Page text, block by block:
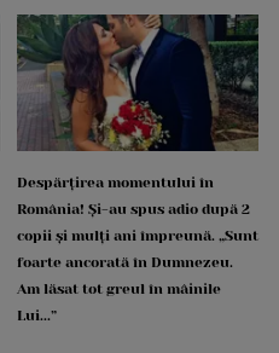
Despărțirea momentului în
România! Și-au spus adio după 2
copii și mulți ani împreună. „Sunt
foarte ancorată în Dumnezeu.
Am lăsat tot greul în mâinile
Lui...”